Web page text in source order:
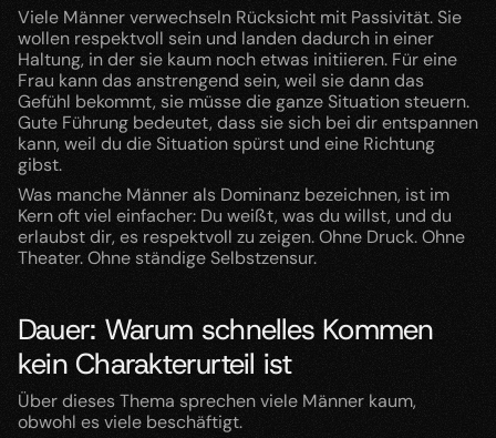
Viele Männer verwechseln Rücksicht mit Passivität. Sie
wollen respektvoll sein und landen dadurch in einer
Haltung, in der sie kaum noch etwas initiieren. Für eine
Frau kann das anstrengend sein, weil sie dann das
Gefühl bekommt, sie müsse die ganze Situation steuern.
Gute Führung bedeutet, dass sie sich bei dir entspannen
kann, weil du die Situation spürst und eine Richtung
gibst.
Was manche Männer als Dominanz bezeichnen, ist im
Kern oft viel einfacher: Du weißt, was du willst, und du
erlaubst dir, es respektvoll zu zeigen. Ohne Druck. Ohne
Theater. Ohne ständige Selbstzensur.
Dauer: Warum schnelles Kommen
kein Charakterurteil ist
Über dieses Thema sprechen viele Männer kaum,
obwohl es viele beschäftigt.